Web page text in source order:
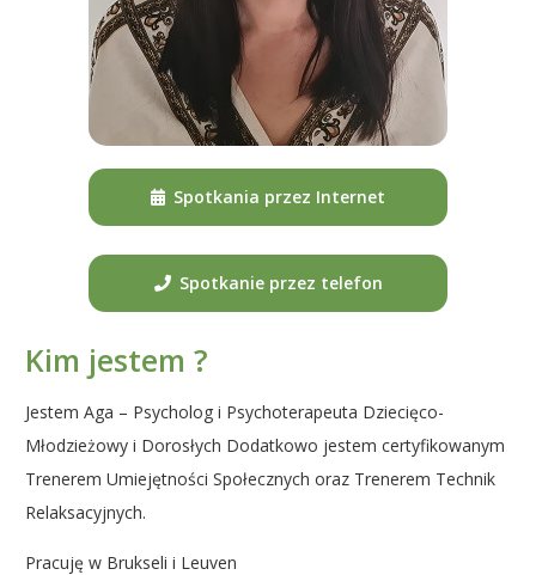
Kim jestem ?
Jestem Aga – Psycholog i Psychoterapeuta Dziecięco-
Młodzieżowy i Dorosłych Dodatkowo jestem certyfikowanym
Trenerem Umiejętności Społecznych oraz Trenerem Technik
Relaksacyjnych.
Pracuję w Brukseli i Leuven
Spotkania przez Internet
Spotkanie przez telefon